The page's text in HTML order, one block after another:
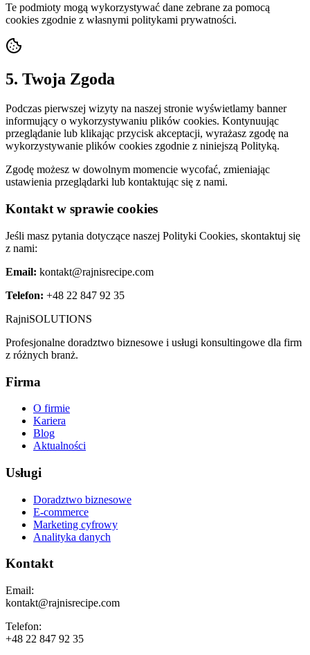
Te podmioty mogą wykorzystywać dane zebrane za pomocą
cookies zgodnie z własnymi politykami prywatności.
5. Twoja Zgoda
Podczas pierwszej wizyty na naszej stronie wyświetlamy banner
informujący o wykorzystywaniu plików cookies. Kontynuując
przeglądanie lub klikając przycisk akceptacji, wyrażasz zgodę na
wykorzystywanie plików cookies zgodnie z niniejszą Polityką.
Zgodę możesz w dowolnym momencie wycofać, zmieniając
ustawienia przeglądarki lub kontaktując się z nami.
Kontakt w sprawie cookies
Jeśli masz pytania dotyczące naszej Polityki Cookies, skontaktuj się
z nami:
Email: kontakt@rajnisrecipe.com
Telefon: +48 22 847 92 35
RajniSOLUTIONS
Profesjonalne doradztwo biznesowe i usługi konsultingowe dla firm
z różnych branż.
Firma
O firmie
Kariera
Blog
Aktualności
Usługi
Doradztwo biznesowe
E-commerce
Marketing cyfrowy
Analityka danych
Kontakt
Email:
kontakt@rajnisrecipe.com
Telefon:
+48 22 847 92 35